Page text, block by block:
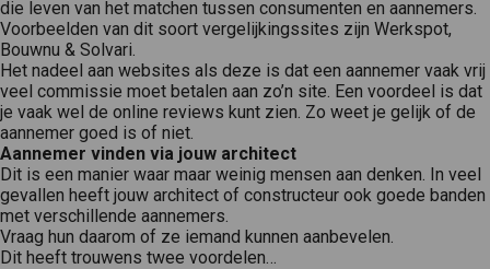
die leven van het matchen tussen consumenten en aannemers.
Voorbeelden van dit soort vergelijkingssites zijn Werkspot,
Bouwnu & Solvari.
Het nadeel aan websites als deze is dat een aannemer vaak vrij
veel commissie moet betalen aan zo’n site. Een voordeel is dat
je vaak wel de online reviews kunt zien. Zo weet je gelijk of de
aannemer goed is of niet.
Aannemer vinden via jouw architect
Dit is een manier waar maar weinig mensen aan denken. In veel
gevallen heeft jouw architect of constructeur ook goede banden
met verschillende aannemers.
Vraag hun daarom of ze iemand kunnen aanbevelen.
Dit heeft trouwens twee voordelen…